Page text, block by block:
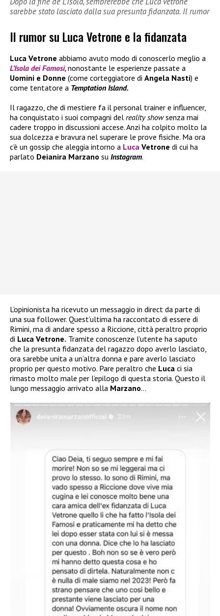
sarebbe stato lasciato dalla sua presunta fidanzata. Il rumor
Il rumor su Luca Vetrone e la fidanzata
Luca Vetrone abbiamo avuto modo di conoscerlo meglio a
L’Isola dei Famosi,nonostante le esperienze passate a
Uomini e Donne (come corteggiatore di Angela Nasti) e
come tentatore a Temptation Island.
Il ragazzo, che di mestiere fa il personal trainer e influencer,
ha conquistato i suoi compagni del reality showsenza mai
cadere troppo in discussioni accese. Anzi ha colpito molto la
sua dolcezza e bravura nel superare le prove fisiche. Ma ora
c’è un gossip che aleggia intorno a Luca Vetrone di cui ha
parlato Deianira Marzano su Instagram.
L’opinionista ha ricevuto un messaggio in direct da parte di
una sua follower. Quest’ultima ha raccontato di essere di
Rimini, ma di andare spesso a Riccione, città peraltro proprio
di Luca Vetrone. Tramite conoscenze l’utente ha saputo
che la presunta fidanzata del ragazzo dopo averlo lasciato,
ora sarebbe unita a un’altra donna e pare averlo lasciato
proprio per questo motivo. Pare peraltro che Luca ci sia
rimasto molto male per l’epilogo di questa storia. Questo il
lungo messaggio arrivato alla Marzano…